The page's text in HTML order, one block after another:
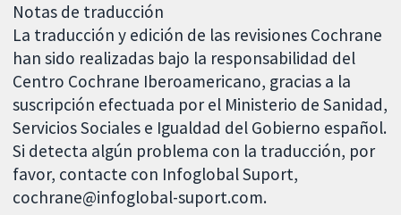
Notas de traducción
La traducción y edición de las revisiones Cochrane
han sido realizadas bajo la responsabilidad del
Centro Cochrane Iberoamericano, gracias a la
suscripción efectuada por el Ministerio de Sanidad,
Servicios Sociales e Igualdad del Gobierno español.
Si detecta algún problema con la traducción, por
favor, contacte con Infoglobal Suport,
cochrane@infoglobal-suport.com.